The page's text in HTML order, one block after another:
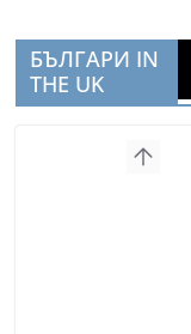
БЪЛГАРИ IN
THE UK